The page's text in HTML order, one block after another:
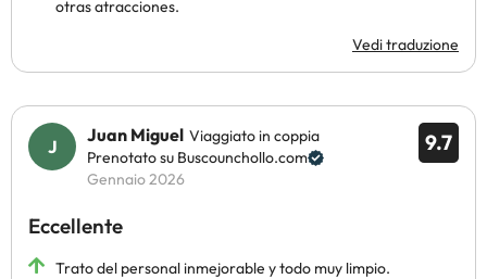
otras atracciones.
Vedi traduzione
9.7
Juan Miguel Viaggiato in coppia
Prenotato su Buscounchollo.com
Gennaio 2026
Eccellente
Trato del personal inmejorable y todo muy limpio.